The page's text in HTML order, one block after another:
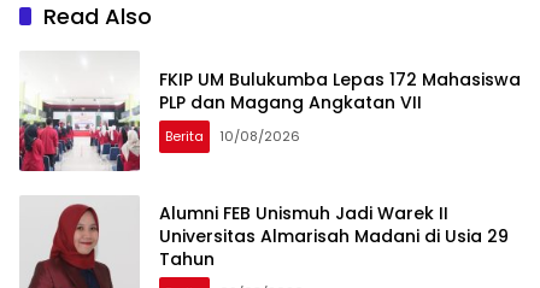
Read Also
FKIP UM Bulukumba Lepas 172 Mahasiswa
PLP dan Magang Angkatan VII
Berita 10/08/2026
Alumni FEB Unismuh Jadi Warek II
Universitas Almarisah Madani di Usia 29
Tahun